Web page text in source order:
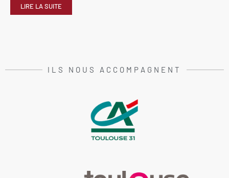
LIRE LA SUITE
ILS NOUS ACCOMPAGNENT